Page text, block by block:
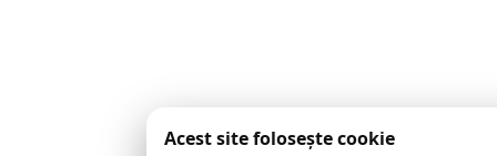
Acest site folosește cookie